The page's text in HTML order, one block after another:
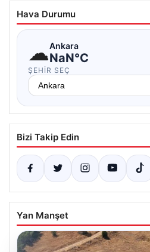
Hava Durumu
☁Ankara
NaN°C
ŞEHIR SEÇ
Bizi Takip Edin
Yan Manşet